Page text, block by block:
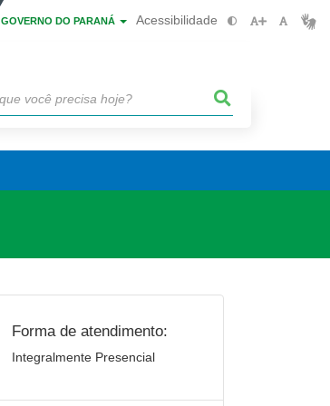
GOVERNO DO PARANÁ Acessibilidade
Forma de atendimento:
Integralmente Presencial